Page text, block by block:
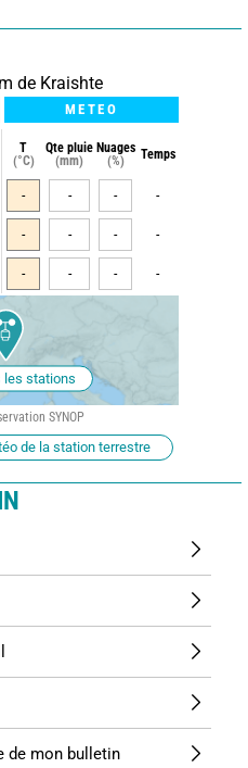
de Kraishte
METEO
T
(°C)
Qte pluie
(mm)
Nuages
(%)
Temps
- - - -
- - - -
- - - -
les stations
SYNOP
de la station terrestre
de mon bulletin